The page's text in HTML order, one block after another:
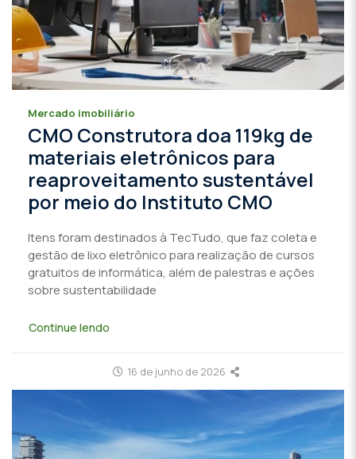
Mercado imobiliário
CMO Construtora doa 119kg de
materiais eletrônicos para
reaproveitamento sustentável
por meio do Instituto CMO
Itens foram destinados à TecTudo, que faz coleta e
gestão de lixo eletrônico para realização de cursos
gratuitos de informática, além de palestras e ações
sobre sustentabilidade
Continue lendo
16 de junho de 2026